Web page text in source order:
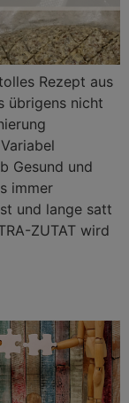
Rezept aus
übrigens nicht
Gesund und
immer
und lange satt
ZUTAT wird